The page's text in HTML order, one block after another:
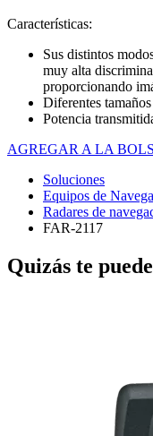
Características:
Sus distintos
muy alta
proporcionando
Diferentes
Potencia
AGREGAR A LA
Soluciones
Equipos de
Radares de
FAR-2117
Quizás te